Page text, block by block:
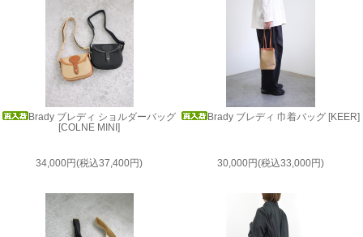
Brady ブレディ ショルダーバッグ
[COLNE MINI]
34,000円(税込37,400円)
Brady ブレディ 巾着バッグ [KEER]
30,000円(税込33,000円)